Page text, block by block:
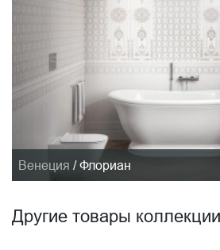
Венеция / Флориан
Другие товары коллекции